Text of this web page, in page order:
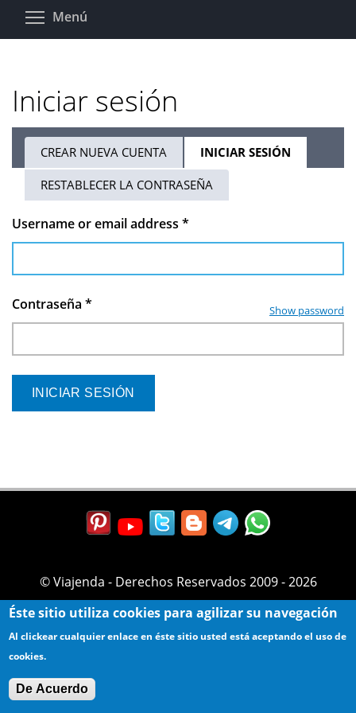
Pasar
Menú
Iniciar sesión
Solapas
principales
CREAR NUEVA CUENTA INICIAR SESIÓN
ACTIVA)
RESTABLECER LA CONTRASEÑA
Username or email address *
Contraseña * Show password
© Viajenda - Derechos Reservados 2009 - 2026
Éste sitio utiliza cookies para agilizar su navegación
Al clickear cualquier enlace en éste sitio usted está aceptando el uso de
cookies.
De Acuerdo